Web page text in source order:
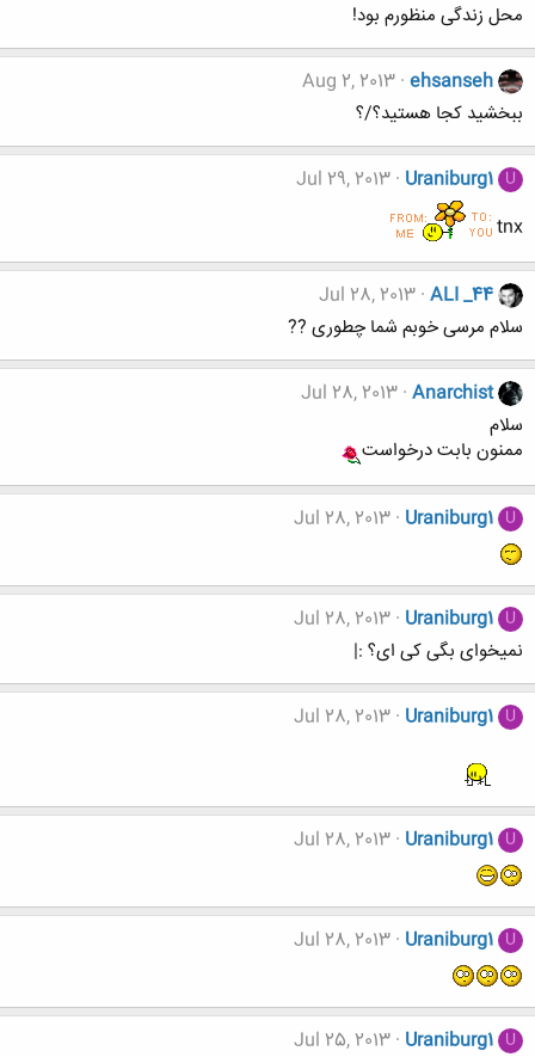
محل زندگی منظورم بود!
ehsanseh
Aug 2, 2013
ببخشید کجا هستید؟/؟
U
Uraniburg1
Jul 29, 2013
tnx
ALI _44
Jul 28, 2013
سلام مرسی خوبم شما چطوری ??
Anarchist
Jul 28, 2013
سلام
ممنون بابت درخواست
U
Uraniburg1
Jul 28, 2013
U
Uraniburg1
Jul 28, 2013
نمیخوای بگی کی ای؟ :|
U
Uraniburg1
Jul 28, 2013
U
Uraniburg1
Jul 28, 2013
U
Uraniburg1
Jul 28, 2013
U
Uraniburg1
Jul 25, 2013